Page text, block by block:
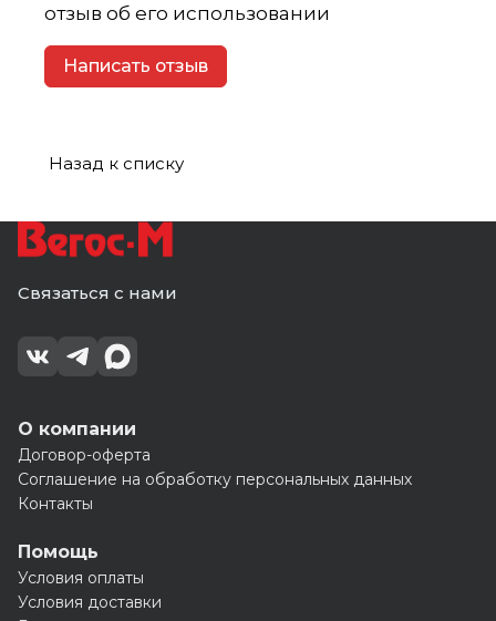
отзыв об его использовании
Написать отзыв
Назад к списку
Связаться с нами
О компании
Договор-оферта
Соглашение на обработку персональных данных
Контакты
Помощь
Условия оплаты
Условия доставки